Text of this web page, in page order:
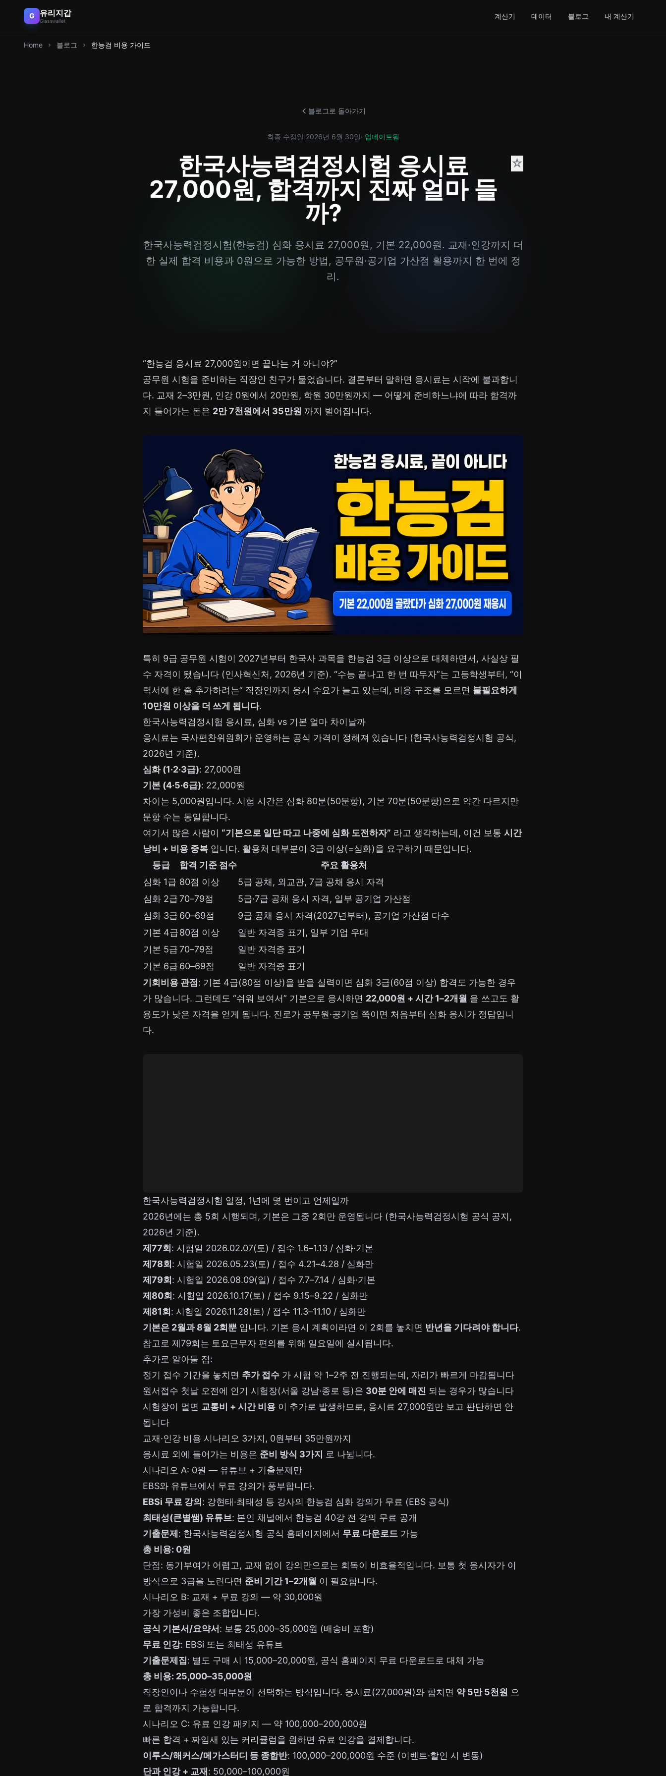
G 유리지갑
Glasswallet
계산기 데이터 블로그 내 계산기
Home 블로그 한능검 비용 가이드
블로그로 돌아가기
최종 수정일·2026년 6월 30일· 업데이트됨
한국사능력검정시험 응시료
27,000원, 합격까지 진짜 얼마 들
까?
☆
한국사능력검정시험(한능검) 심화 응시료 27,000원, 기본 22,000원. 교재·인강까지 더
한 실제 합격 비용과 0원으로 가능한 방법, 공무원·공기업 가산점 활용까지 한 번에 정
리.
“한능검 응시료 27,000원이면 끝나는 거 아니야?”
공무원 시험을 준비하는 직장인 친구가 물었습니다. 결론부터 말하면 응시료는 시작에 불과합니
다. 교재 2–3만원, 인강 0원에서 20만원, 학원 30만원까지 — 어떻게 준비하느냐에 따라 합격까
지 들어가는 돈은 2만 7천원에서 35만원 까지 벌어집니다.
특히 9급 공무원 시험이 2027년부터 한국사 과목을 한능검 3급 이상으로 대체하면서, 사실상 필
수 자격이 됐습니다 (인사혁신처, 2026년 기준). “수능 끝나고 한 번 따두자”는 고등학생부터, “이
력서에 한 줄 추가하려는” 직장인까지 응시 수요가 늘고 있는데, 비용 구조를 모르면 불필요하게
10만원 이상을 더 쓰게 됩니다.
한국사능력검정시험 응시료, 심화 vs 기본 얼마 차이날까
응시료는 국사편찬위원회가 운영하는 공식 가격이 정해져 있습니다 (한국사능력검정시험 공식,
2026년 기준).
심화 (1·2·3급): 27,000원
기본 (4·5·6급): 22,000원
차이는 5,000원입니다. 시험 시간은 심화 80분(50문항), 기본 70분(50문항)으로 약간 다르지만
문항 수는 동일합니다.
여기서 많은 사람이 “기본으로 일단 따고 나중에 심화 도전하자” 라고 생각하는데, 이건 보통 시간
낭비 + 비용 중복 입니다. 활용처 대부분이 3급 이상(=심화)을 요구하기 때문입니다.
등급
합격 기준 점수
주요 활용처
심화 1급 80점 이상
5급 공채, 외교관, 7급 공채 응시 자격
심화 2급70–79점
5급·7급 공채 응시 자격, 일부 공기업 가산점
심화 3급 60–69점
9급 공채 응시 자격(2027년부터), 공기업 가산점 다수
기본 4급80점 이상
일반 자격증 표기, 일부 기업 우대
기본 5급70–79점
일반 자격증 표기
기본 6급 60–69점
일반 자격증 표기
기회비용 관점 : 기본 4급(80점 이상)을 받을 실력이면 심화 3급(60점 이상) 합격도 가능한 경우
가 많습니다. 그런데도 “쉬워 보여서” 기본으로 응시하면 22,000원 + 시간 1–2개월 을 쓰고도 활
용도가 낮은 자격을 얻게 됩니다. 진로가 공무원·공기업 쪽이면 처음부터 심화 응시가 정답입니
다.
한국사능력검정시험 일정, 1년에 몇 번이고 언제일까
2026년에는 총 5회 시행되며, 기본은 그중 2회만 운영됩니다 (한국사능력검정시험 공식 공지,
2026년 기준).
제77회 : 시험일 2026.02.07(토) / 접수 1.6–1.13 / 심화·기본
제78회 : 시험일 2026.05.23(토) / 접수 4.21–4.28 / 심화만
제79회 : 시험일 2026.08.09(일) / 접수 7.7–7.14 / 심화·기본
제80회 : 시험일 2026.10.17(토) / 접수 9.15–9.22 / 심화만
제81회 : 시험일 2026.11.28(토) / 접수 11.3–11.10 / 심화만
기본은 2월과 8월 2회뿐 입니다. 기본 응시 계획이라면 이 2회를 놓치면 반년을 기다려야 합니다.
참고로 제79회는 토요근무자 편의를 위해 일요일에 실시됩니다.
추가로 알아둘 점:
정기 접수 기간을 놓치면 추가 접수 가 시험 약 1–2주 전 진행되는데, 자리가 빠르게 마감됩니다
원서접수 첫날 오전에 인기 시험장(서울 강남·종로 등)은 30분 안에 매진 되는 경우가 많습니다
시험장이 멀면 교통비 + 시간 비용 이 추가로 발생하므로, 응시료 27,000원만 보고 판단하면 안
됩니다
교재·인강 비용 시나리오 3가지, 0원부터 35만원까지
응시료 외에 들어가는 비용은 준비 방식 3가지
로 나뉩니다.
시나리오 A: 0원 — 유튜브 + 기출문제만
EBS와 유튜브에서 무료 강의가 풍부합니다.
EBSi 무료 강의 : 강현태·최태성 등 강사의 한능검 심화 강의가 무료 (EBS 공식)
최태성(큰별쌤) 유튜브: 본인 채널에서 한능검 40강 전 강의 무료 공개
기출문제 : 한국사능력검정시험 공식 홈페이지에서 무료 다운로드 가능
총 비용: 0원
단점: 동기부여가 어렵고, 교재 없이 강의만으로는 회독이 비효율적입니다. 보통 첫 응시자가 이
방식으로 3급을 노린다면 준비 기간 1–2개월 이 필요합니다.
시나리오 B: 교재 + 무료 강의 — 약 30,000원
가장 가성비 좋은 조합입니다.
공식 기본서/요약서 : 보통 25,000–35,000원 (배송비 포함)
무료 인강: EBSi 또는 최태성 유튜브
기출문제집: 별도 구매 시 15,000–20,000원, 공식 홈페이지 무료 다운로드로 대체 가능
총 비용: 25,000–35,000원
직장인이나 수험생 대부분이 선택하는 방식입니다. 응시료(27,000원)와 합치면 약 5만 5천원 으
로 합격까지 가능합니다.
시나리오 C: 유료 인강 패키지 — 약 100,000–200,000원
빠른 합격 + 짜임새 있는 커리큘럼을 원하면 유료 인강을 결제합니다.
이투스/해커스/메가스터디 등 종합반: 100,000–200,000원 수준 (이벤트·할인 시 변동)
단과 인강 + 교재 : 50,000–100,000원